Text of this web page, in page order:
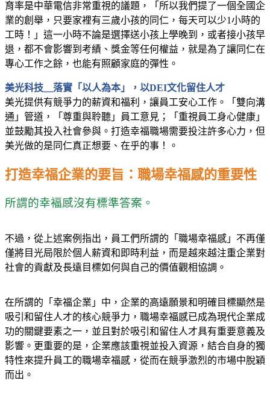
育率是中華電信非常重視的議題，「所以我們提了一個全國企
業的創舉，只要家裡有三歲小孩的同仁，每天可以少1小時的
工時！」這一小時不論是選擇送小孩上學晚到，或者接小孩早
退，都不會影響到考績、獎金等任何權益，就是為了讓同仁在
專心工作之餘，也能有照顧家庭的彈性。
美光科技＿ 落實「以人為本」，以DEI文化留住人才
美光提供有競爭力的薪資和福利，讓員工安心工作。「雙向溝
通」管道，「尊重與聆聽」員工意見；「重視員工身心健康」
並鼓勵其投入社會參與。打造幸福職場需要投注許多心力，但
美光做的是同仁真正想要、在乎的事！。
打造幸福企業的要旨：職場幸福感的重要性
所謂的幸褔感沒有標準答案。
不過，從上述案例指出，員工們所謂的「職場幸福感」不再僅
僅將目光局限於個人薪資和即時利益，而是越來越注重企業對
社會的貢獻及長遠目標如何與自己的價值觀相協調。
在所謂的「幸福企業」中，企業的高遠願景和明確目標顯然是
吸引和留住人才的核心競爭力，職場幸福感已成為現代企業成
功的關鍵要素之一，並且對於吸引和留住人才具有重要意義及
影響。更重要的是，企業應該重視並投入資源，結合自身的獨
特性來提升員工的職場幸福感， 從而在競爭激烈的市場中脫穎
而出。